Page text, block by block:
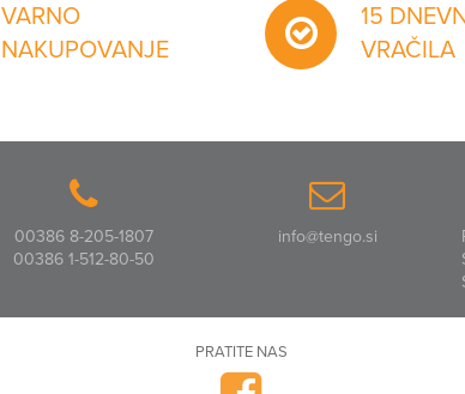
VARNO
NAKUPOVANJE
15
VRAČILA
00386 8-205-1807
00386 1-512-80-50
info@tengo.si
PRATITE NAS